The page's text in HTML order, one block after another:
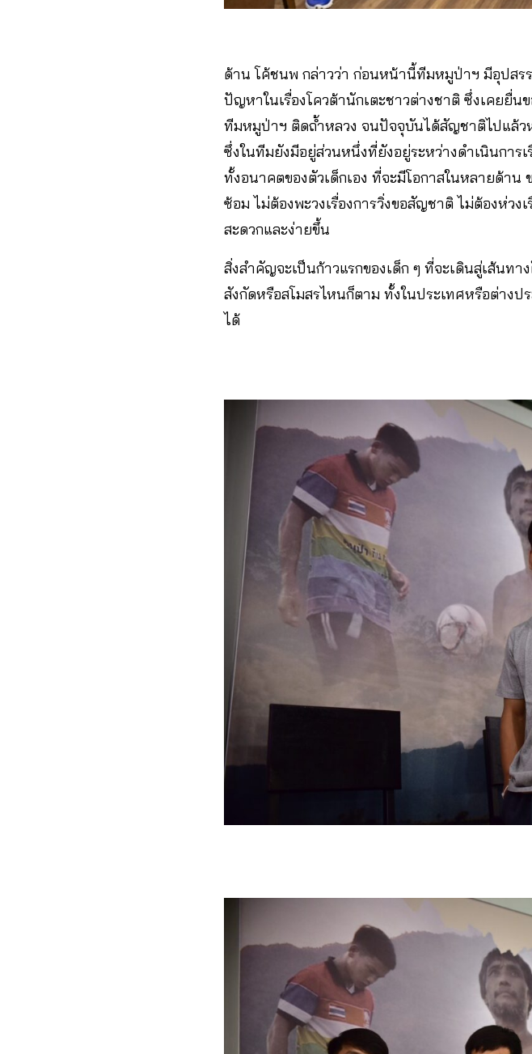
ด้าน โค้ชนพ กล่าวว่า ก่อนหน้านี้ทีมหมูป่าฯ มีอุปสร
ปัญหาในเรื่องโควต้านักเตะชาวต่างชาติ ซึ่งเคยยื่น
ทีมหมูป่าฯ ติดถ้ำหลวง จนปัจจุบันได้สัญชาติไปแล้ว
ซึ่งในทีมยังมีอยู่ส่วนหนึ่งที่ยังอยู่ระหว่างดำเนินกา
ทั้งอนาคตของตัวเด็กเอง ที่จะมีโอกาสในหลายด้า
ซ้อม ไม่ต้องพะวงเรื่องการวิ่งขอสัญชาติ ไม่ต้องห่ว
สะดวกและง่ายขึ้น
สิ่งสำคัญจะเป็นก้าวแรกของเด็ก ๆ ที่จะเดินสู่เส้นท
สังกัดหรือสโมสรไหนก็ตาม ทั้งในประเทศหรือต่าง
ได้